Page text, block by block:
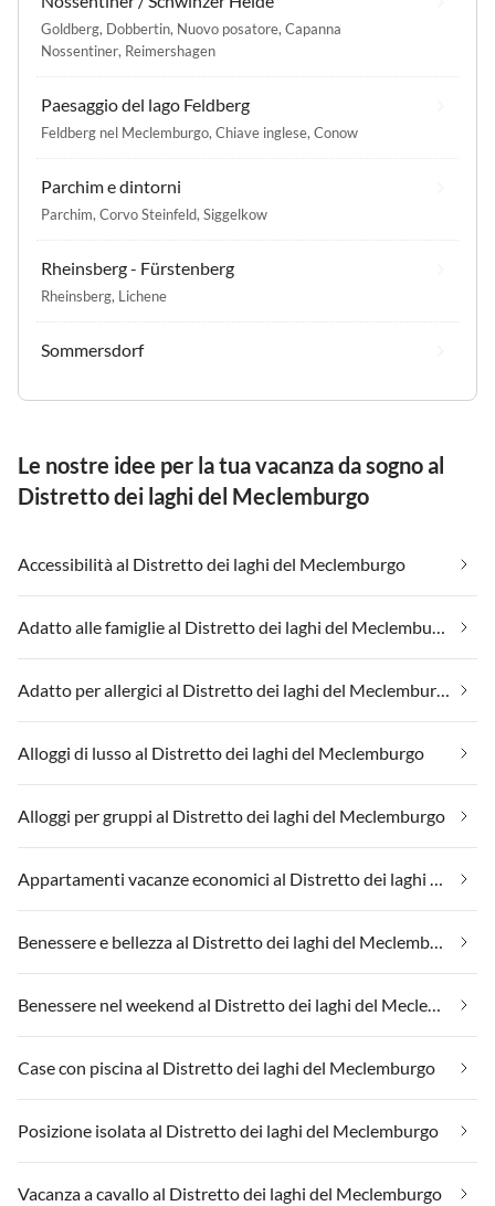
Goldberg, Dobbertin, Nuovo posatore, Capanna
Nossentiner, Reimershagen
Paesaggio del lago Feldberg
Feldberg nel Meclemburgo, Chiave inglese, Conow
Parchim e dintorni
Parchim, Corvo Steinfeld, Siggelkow
Rheinsberg - Fürstenberg
Rheinsberg, Lichene
Sommersdorf
Le nostre idee per la tua vacanza da sogno al
Distretto dei laghi del Meclemburgo
Accessibilità al Distretto dei laghi del Meclemburgo
Adatto alle famiglie al Distretto dei laghi del Meclemburgo
Adatto per allergici al Distretto dei laghi del Meclemburgo
Alloggi di lusso al Distretto dei laghi del Meclemburgo
Alloggi per gruppi al Distretto dei laghi del Meclemburgo
Appartamenti vacanze economici al Distretto dei laghi del Meclemburgo
Benessere e bellezza al Distretto dei laghi del Meclemburgo
Benessere nel weekend al Distretto dei laghi del Meclemburgo
Case con piscina al Distretto dei laghi del Meclemburgo
Posizione isolata al Distretto dei laghi del Meclemburgo
Vacanza a cavallo al Distretto dei laghi del Meclemburgo